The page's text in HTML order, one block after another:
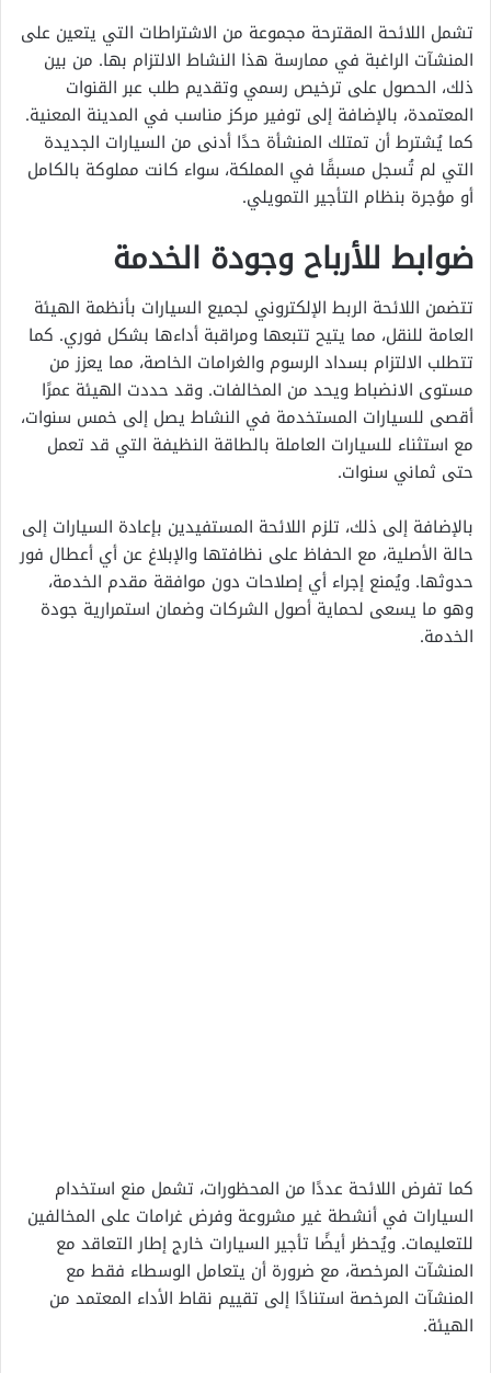
تشمل اللائحة المقترحة مجموعة من الاشتراطات التي يتعين على
المنشآت الراغبة في ممارسة هذا النشاط الالتزام بها. من بين
ذلك، الحصول على ترخيص رسمي وتقديم طلب عبر القنوات
المعتمدة، بالإضافة إلى توفير مركز مناسب في المدينة المعنية.
كما يُشترط أن تمتلك المنشأة حدًا أدنى من السيارات الجديدة
التي لم تُسجل مسبقًا في المملكة، سواء كانت مملوكة بالكامل
أو مؤجرة بنظام التأجير التمويلي.
ضوابط للأرباح وجودة الخدمة
تتضمن اللائحة الربط الإلكتروني لجميع السيارات بأنظمة الهيئة
العامة للنقل، مما يتيح تتبعها ومراقبة أداءها بشكل فوري. كما
تتطلب الالتزام بسداد الرسوم والغرامات الخاصة، مما يعزز من
مستوى الانضباط ويحد من المخالفات. وقد حددت الهيئة عمرًا
أقصى للسيارات المستخدمة في النشاط يصل إلى خمس سنوات،
مع استثناء للسيارات العاملة بالطاقة النظيفة التي قد تعمل
حتى ثماني سنوات.
بالإضافة إلى ذلك، تلزم اللائحة المستفيدين بإعادة السيارات إلى
حالة الأصلية، مع الحفاظ على نظافتها والإبلاغ عن أي أعطال فور
حدوثها. ويُمنع إجراء أي إصلاحات دون موافقة مقدم الخدمة،
وهو ما يسعى لحماية أصول الشركات وضمان استمرارية جودة
الخدمة.
كما تفرض اللائحة عددًا من المحظورات، تشمل منع استخدام
السيارات في أنشطة غير مشروعة وفرض غرامات على المخالفين
للتعليمات. ويُحظر أيضًا تأجير السيارات خارج إطار التعاقد مع
المنشآت المرخصة، مع ضرورة أن يتعامل الوسطاء فقط مع
المنشآت المرخصة استنادًا إلى تقييم نقاط الأداء المعتمد من
الهيئة.